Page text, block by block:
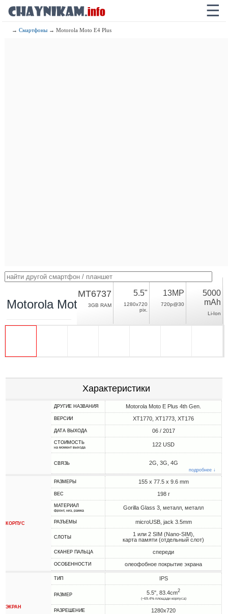
☰
→Смартфоны → Motorola Moto E4 Plus
Motorola Moto E4 Plus
MT6737
3GB RAM
5.5"
1280x720
pix.
13MP
720p@30
5000
mAh
Li-Ion
Характеристики
ДРУГИЕ НАЗВАНИЯ Motorola Moto E Plus 4th Gen.
ВЕРСИИ XT1770, XT1773, XT176
ДАТА ВЫХОДА 06 / 2017
СТОИМОСТЬ
на момент выхода 122 USD
СВЯЗЬ 2G, 3G, 4G
подробнее ↓
КОРПУС
РАЗМЕРЫ 155 x 77.5 x 9.6 mm
ВЕС 198 г
МАТЕРИАЛ
фронт, низ, рамка Gorilla Glass 3, металл, металл
РАЗЪЕМЫ microUSB, jack 3.5mm
СЛОТЫ
1 или 2 SIM (Nano-SIM),
карта памяти (отдельный слот)
СКАНЕР ПАЛЬЦА спереди
ОСОБЕННОСТИ олеофобное покрытие экрана
ЭКРАН
ТИП IPS
РАЗМЕР 5.5", 83.4cm2
(~69.4% площади корпуса)
РАЗРЕШЕНИЕ 1280x720